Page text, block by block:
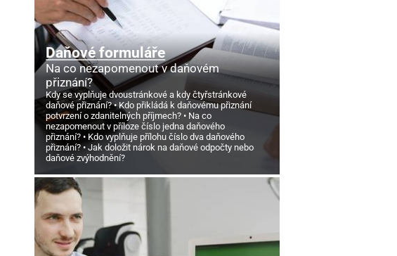
Daňové formuláře
Na co nezapomenout v daňovém
přiznání?
Kdy se vyplňuje dvoustránkové a kdy čtyřstránkové
daňové přiznání?
Kdo přikládá k daňovému přiznání
potvrzení o zdanitelných příjmech?
Na co
nezapomenout v příloze číslo jedna daňového
přiznání?
Kdo vyplňuje přílohu číslo dva daňového
přiznání?
Jak doložit nárok na daňové odpočty nebo
daňové zvýhodnění?